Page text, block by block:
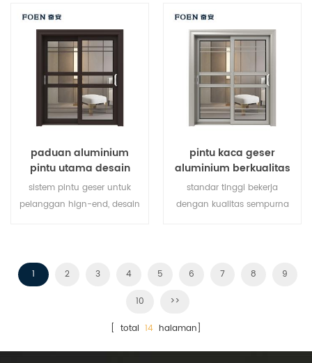
Amerika Serikat.
paduan aluminium
pintu utama desain
pintu geser kaca
sistem pintu geser untuk
pelanggan hign-end, desain
pintu kaca geser
aluminium berkualitas
tinggi
standar tinggi bekerja
dengan kualitas sempurna
memberikan pintu geser
1 2 3 4 5 6 7 8 9
10 >>
[ total 14 halaman]